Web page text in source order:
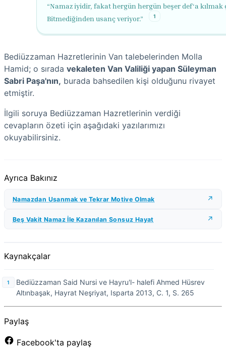
“Namaz iyidir, fakat hergün hergün beşer def‘a kılmak
Bitmediğinden usanç veriyor.”
1
Bediüzzaman Hazretlerinin Van talebelerinden Molla
Hamid; o sırada vekaleten Van Valiliği yapan Süleyman
Sabri Paşa'nın, burada bahsedilen kişi olduğunu rivayet
etmiştir.
İlgili soruya Bediüzzaman Hazretlerinin verdiği
cevapların özeti için aşağıdaki yazılarımızı
okuyabilirsiniz.
Ayrıca Bakınız
Namazdan Usanmak ve Tekrar Motive Olmak
Beş Vakit Namaz İle Kazanılan Sonsuz Hayat
Kaynakçalar
Bediüzzaman Said Nursi ve Hayru'l- halefi Ahmed Hüsrev
Altınbaşak, Hayrat Neşriyat, Isparta 2013, C. 1, S. 265
Paylaş
Facebook'ta paylaş